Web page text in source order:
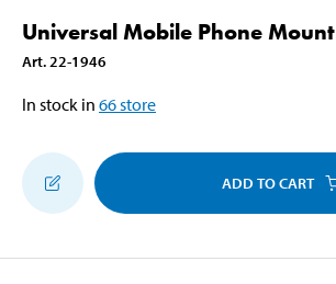
Universal Mobile Phone Mount
Art. 22-1946
In stock in 66store
ADD TO CART